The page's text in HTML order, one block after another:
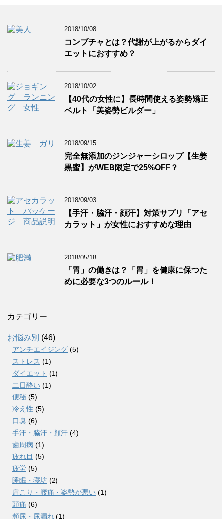
2018/10/08
コンブチャとは？代謝が上がるからダイ
エットにおすすめ？
2018/10/02
【40代の女性に】長時間使える姿勢矯正
ベルト「美姿勢ビルダー」
2018/09/15
完全無添加のジンジャーシロップ【生姜
黒蜜】がWEB限定で25%OFF？
2018/09/03
【手汗・脇汗・顔汗】対策サプリ「アセ
カラット」が女性におすすめな理由
2018/05/18
「胃」の働きは？「胃」を健康に保つた
めに必要な3つのルール！
カテゴリー
お悩み別 (46)
アンチエイジング (5)
ストレス (1)
ダイエット (1)
二日酔い (1)
便秘 (5)
冷え性 (5)
口臭 (6)
手汗・脇汗・顔汗 (4)
歯周病 (1)
疲れ目 (5)
疲労 (5)
睡眠・寝坊 (2)
肩こり・腰痛・姿勢が悪い (1)
頭痛 (6)
頻尿・尿漏れ (1)